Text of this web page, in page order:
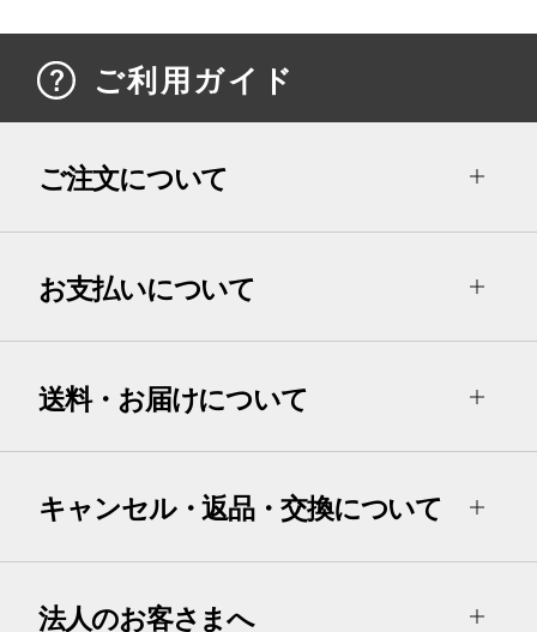
ご利用ガイド
ご注文について
お支払いについて
送料・お届けについて
キャンセル・返品・交換について
法人のお客さまへ